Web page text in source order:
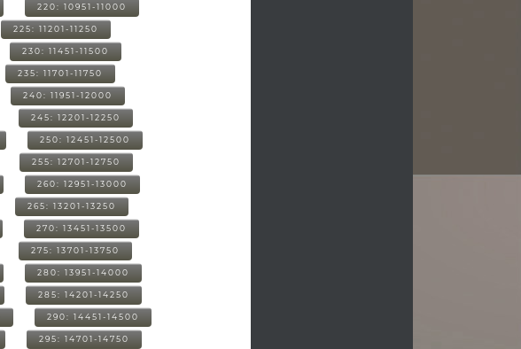
220: 10951-11000
225: 11201-11250
230: 11451-11500
235: 11701-11750
240: 11951-12000
245: 12201-12250
250: 12451-12500
255: 12701-12750
260: 12951-13000
265: 13201-13250
270: 13451-13500
275: 13701-13750
280: 13951-14000
285: 14201-14250
290: 14451-14500
295: 14701-14750